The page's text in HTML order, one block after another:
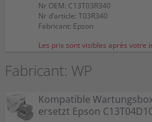
Nr OEM: C13T03R340
Nr d’article: T03R340
Fabricant: Epson
Les prix sont visibles après votre
Fabricant: WP
Kompatible
ersetzt Epson